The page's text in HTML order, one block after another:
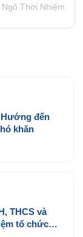
Thời Nhiệm
đến
khăn
THCS và
tổ chức